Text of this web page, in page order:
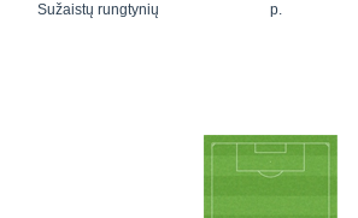
Snaigės taurė
Sužaistų rungtynių
p.